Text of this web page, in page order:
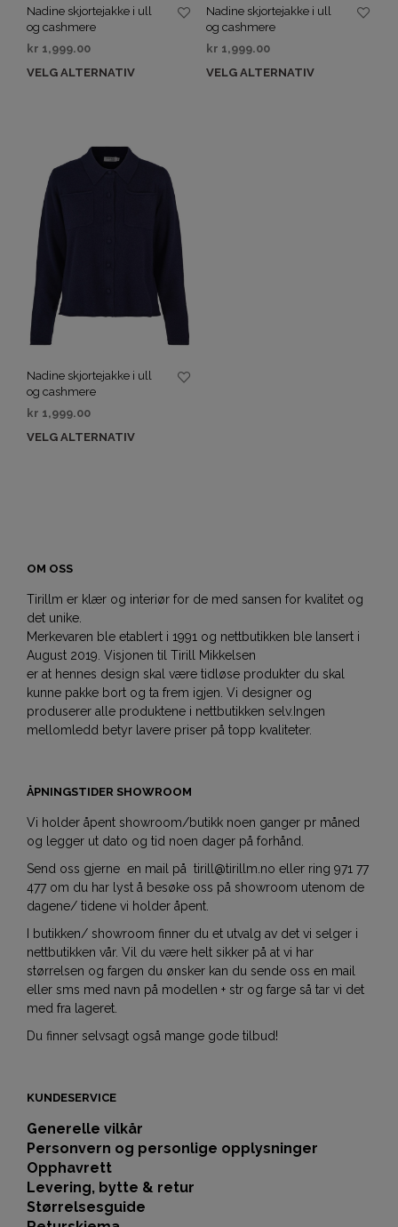
Nadine skjortejakke i ull
og cashmere
kr 1,999.00
VELG ALTERNATIV
Nadine skjortejakke i ull
og cashmere
kr 1,999.00
VELG ALTERNATIV
Nadine skjortejakke i ull
og cashmere
kr 1,999.00
VELG ALTERNATIV
OM OSS
Tirillm er klær og interiør for de med sansen for kvalitet og
det unike.
Merkevaren ble etablert i 1991 og nettbutikken ble lansert i
August 2019. Visjonen til Tirill Mikkelsen
er at hennes design skal være tidløse produkter du skal
kunne pakke bort og ta frem igjen. Vi designer og
produserer alle produktene i nettbutikken selv.Ingen
mellomledd betyr lavere priser på topp kvaliteter.
ÅPNINGSTIDER SHOWROOM
Vi holder åpent showroom/butikk noen ganger pr måned
og legger ut dato og tid noen dager på forhånd.
Send oss gjerne en mail på tirill@tirillm.no eller ring 971 77
477 om du har lyst å besøke oss på showroom utenom de
dagene/ tidene vi holder åpent.
I butikken/ showroom finner du et utvalg av det vi selger i
nettbutikken vår. Vil du være helt sikker på at vi har
størrelsen og fargen du ønsker kan du sende oss en mail
eller sms med navn på modellen + str og farge så tar vi det
med fra lageret.
Du finner selvsagt også mange gode tilbud!
KUNDESERVICE
Generelle vilkår
Personvern og personlige opplysninger
Opphavrett
Levering, bytte & retur
Størrelsesguide